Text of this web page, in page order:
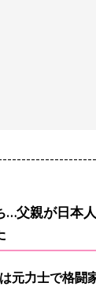
…父親が日本
元力士で格闘